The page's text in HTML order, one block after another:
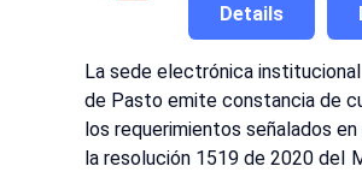
Details
La sede electrónica
de Pasto emite constancia de
los requerimientos señalados
la resolución 1519 de 2020 deI